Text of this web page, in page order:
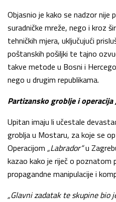
Objasnio je kako se nadzor nije
suradničke mreže, nego i kroz
tehničkih mjera, uključujući
poštanskih pošiljki te tajno
takve metode u Bosni i
nego u drugim republikama.
Partizansko groblje i operacija
Upitan imaju li učestale
groblja u Mostaru, za koje se
Operacijom „Labrador“u
kazao kako je riječ o poznatom
propagandne manipulacije i
„Glavni zadatak te skupine